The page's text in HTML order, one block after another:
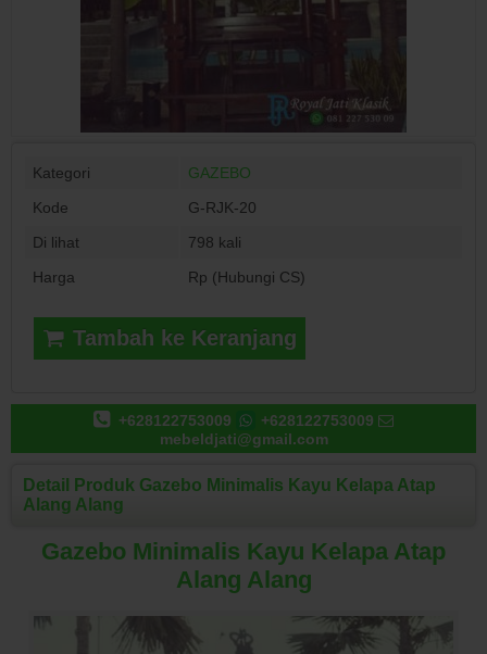
Kategori
GAZEBO
Kode
G-RJK-20
Di lihat
798 kali
Harga
Rp (Hubungi CS)
Tambah ke Keranjang
+628122753009
+628122753009
mebeldjati@gmail.com
Detail Produk Gazebo Minimalis Kayu Kelapa Atap
Alang Alang
Gazebo Minimalis Kayu Kelapa Atap
Alang Alang